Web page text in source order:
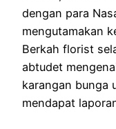
dengan para
mengutamakan
Berkah florist
abtudet
karangan bunga
mendapat